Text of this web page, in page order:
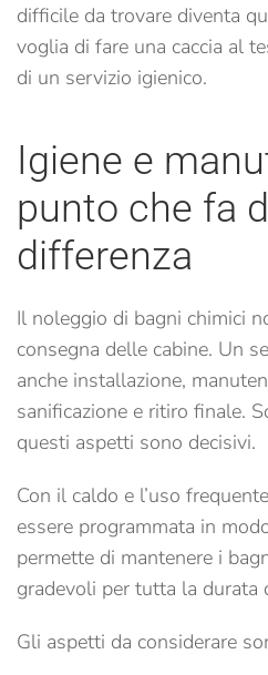
difficile da trovare diventa
voglia di fare una caccia al
di un servizio igienico.
Igiene e
punto che fa
differenza
Il noleggio di bagni chimici
consegna delle cabine. Un
anche installazione,
sanificazione e ritiro finale.
questi aspetti sono decisivi.
Con il caldo e l’uso
essere programmata in
permette di mantenere i
gradevoli per tutta la durata
Gli aspetti da considerare